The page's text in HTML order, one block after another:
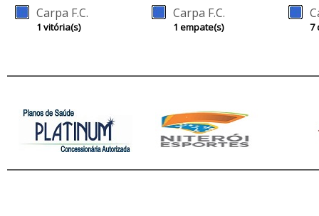
Carpa F.C.
1 vitória(s)
Carpa F.C.
1 empate(s) 7